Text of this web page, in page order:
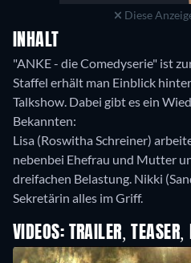
Diese
INHALT
"ANKE - die Comedyserie" ist
Staffel erhält man Einblick
Talkshow. Dabei gibt es ein
Bekannten:
Lisa (Roswitha Schreiner)
nebenbei Ehefrau und Mutter
dreifachen Belastung. Nikki
Sekretärin alles im Griff.
VIDEOS: TRAILER, TEASER,